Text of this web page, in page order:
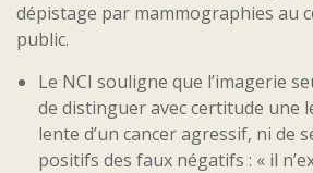
dépistage par mammographies au
public.
Le NCI souligne que l’imagerie
de distinguer avec certitude une
lente d’un cancer agressif, ni de
positifs des faux négatifs : « il